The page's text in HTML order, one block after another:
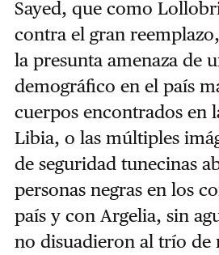
Sayed, que como
contra el gran
la presunta amenaza de
demográfico en el país
cuerpos encontrados en
Libia, o las múltiples
de seguridad tunecinas
personas negras en los
país y con Argelia, sin
no disuadieron al trío de